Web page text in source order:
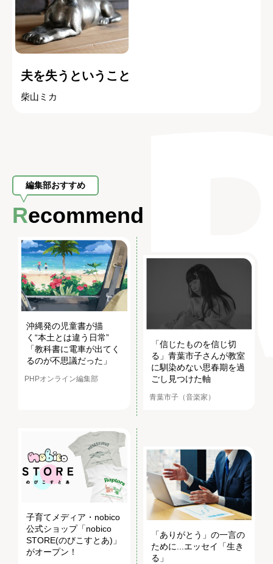
夫を失うということ
柴山ミカ
編集部おすすめ
Recommend
沖縄発の児童書が描
く“本土とは違う日常”
「教科書に電車が出てく
るのが不思議だった」
PHPオンライン編集部
「信じたものを信じ切
る」青葉市子さんが教室
に馴染めない思春期を過
ごし見つけた軸
青葉市子（音楽家）
子育てメディア・nobico
公式ショップ「nobico
STORE(のびこすとあ)」
がオープン！
「ありがとう」の一言の
ために...エッセイ「生き
る」